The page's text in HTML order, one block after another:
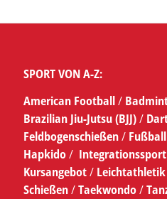
SPORT VON A-Z:
American Football/
Brazilian Jiu-Jutsu (BJJ)/
Feldbogenschießen/ Fußball
Hapkido/ Integrationssport
Kursangebot/Leichtathletik
Schießen/Taekwondo/